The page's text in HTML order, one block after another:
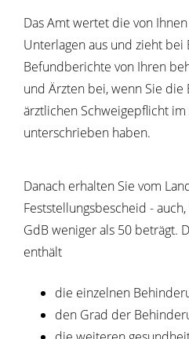
Das Amt wertet die von
Unterlagen aus und zieht
Befundberichte von Ihren
und Ärzten bei, wenn Sie
ärztlichen Schweigepflicht
unterschrieben haben.
Danach erhalten Sie vom
Feststellungsbescheid -
GdB weniger als 50 beträgt.
enthält
die einzelnen
den Grad der